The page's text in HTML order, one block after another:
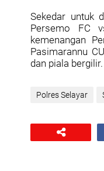
Sekedar untuk
Persemo FC
kemenangan
Pasimarannu
dan piala
Polres Selayar